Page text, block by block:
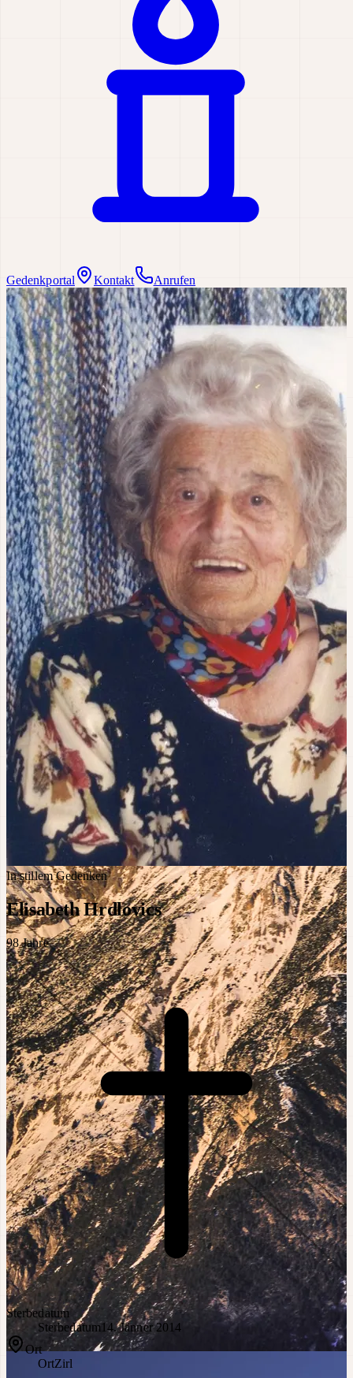
Gedenkportal Kontakt Anrufen
In stillem Gedenken
Elisabeth Hrdlovics
98Jahre
Sterbedatum
Sterbedatum14. Jänner 2014
Ort
OrtZirl